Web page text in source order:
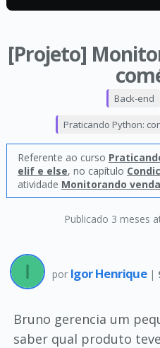
[Projeto]
Publicado 3 meses
Back-end
Praticando Python:
Referente ao curso
elif e else, no capítulo
atividade Monitorando
por Igor Henrique |
Bruno gerencia um
saber qual produto